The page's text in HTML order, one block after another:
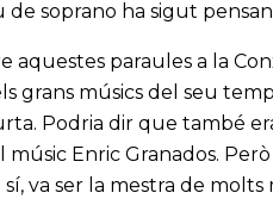
de soprano ha sigut
aquestes paraules a la
grans músics del seu
Podria dir que també
Enric Granados.
va ser la mestra de